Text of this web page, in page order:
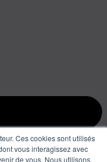
Ces cookies sont utilisés
vous interagissez avec
de vous. Nous utilisons